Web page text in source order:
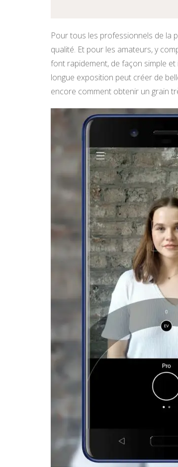
Pour tous les professionnels de la
qualité. Et pour les amateurs, y
font rapidement, de façon simple
longue exposition peut créer de
encore comment obtenir un grain